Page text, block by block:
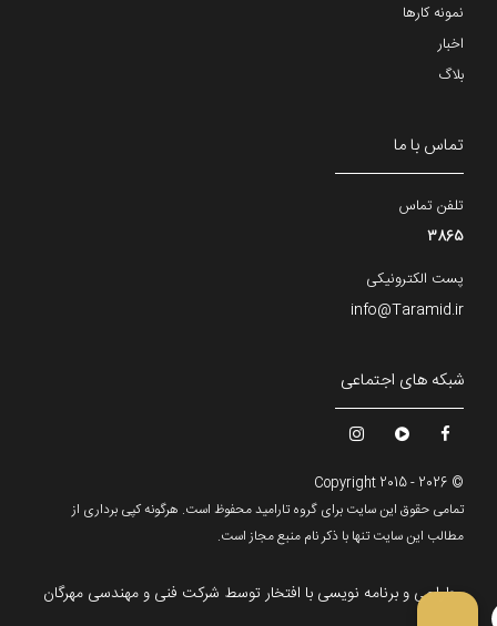
نمونه کارها
اخبار
بلاگ
تماس با ما
تلفن تماس
3865
پست الکترونیکی
info@Taramid.ir
شبکه های اجتماعی
© Copyright 2015 - 2026
تمامی حقوق این سایت برای گروه تارامید محفوظ است. هرگونه کپی برداری از
مطالب این سایت تنها با ذکر نام منبع مجاز است.
طراحی و برنامه نویسی با افتخار توسط شرکت فنی و مهندسی مهرگان